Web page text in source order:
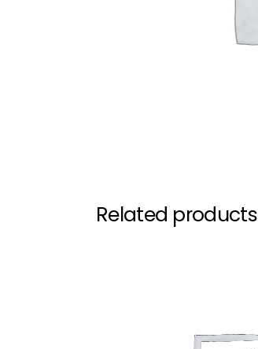
Related products